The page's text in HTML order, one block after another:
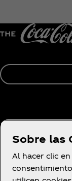
Sobre Nosotros
Sobre las
Al hacer clic